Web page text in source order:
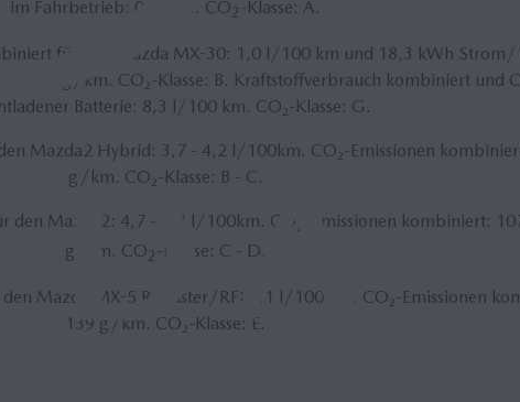
im Fahrbetrieb: 0 g/km. CO2-Klasse: A.
für den Mazda MX-30: 1,0 l/100 km und 18,3 kWh
22 g/km. CO₂-Klasse: B. Kraftstoffverbrauch kombiniert und
Batterie: 8,3 l/100 km. CO₂-Klasse: G.
Mazda2 Hybrid: 3,7 - 4,2 l/100km. CO₂-Emissionen
g/km. CO₂-Klasse: B - C.
den Mazda2: 4,7 - 5,4 l/100km. CO2
-Emissionen kombiniert:
g/km. CO2-Klasse: C - D.
den Mazda MX-5 Roadster/RF: 6,1 l/100 km. CO₂-Emissionen
139 g/km. CO₂-Klasse: E.